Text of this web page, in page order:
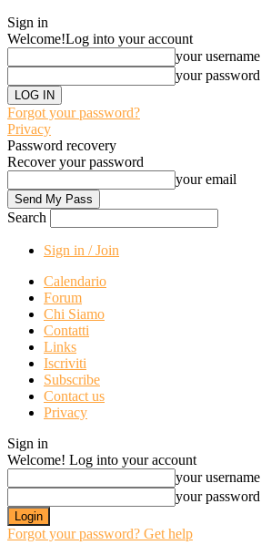
Sign in
Welcome!Log into your account
your username
your password
Forgot your password?
Privacy
Password recovery
Recover your password
your email
Search
Sign in / Join
Calendario
Forum
Chi Siamo
Contatti
Links
Iscriviti
Subscribe
Contact us
Privacy
Sign in
Welcome! Log into your account
your username
your password
Forgot your password? Get help